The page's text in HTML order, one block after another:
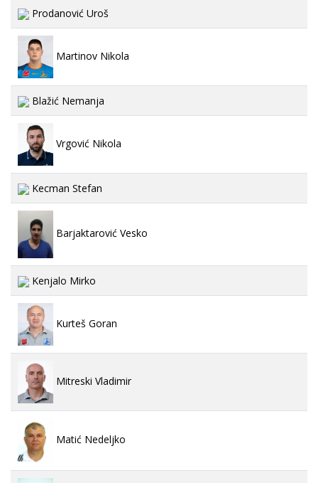
Prodanović Uroš
Martinov Nikola
Blažić Nemanja
Vrgović Nikola
Kecman Stefan
Barjaktarović Vesko
Kenjalo Mirko
Kurteš Goran
Mitreski Vladimir
Matić Nedeljko